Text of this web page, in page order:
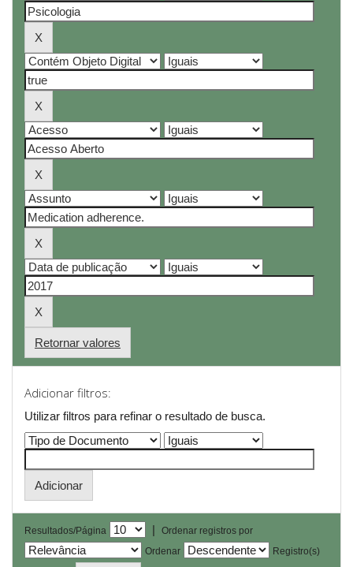
Retornar valores
Adicionar filtros:
Utilizar filtros para refinar o resultado de busca.
Resultados/Página |
Ordenar registros por
Ordenar
Registro(s)